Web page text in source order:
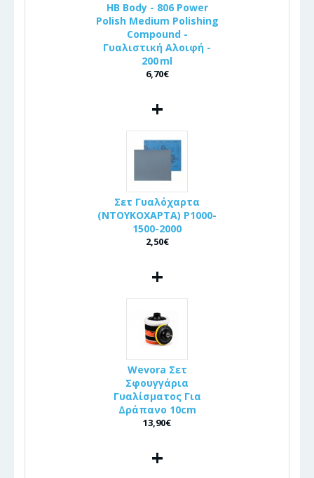
HB Body - 806 Power
Polish Medium Polishing
Compound -
Γυαλιστική Αλοιφή -
200 ml
6,70€
+
Σετ Γυαλόχαρτα
(ΝΤΟΥΚΟΧΑΡΤΑ) P1000-
1500-2000
2,50€
+
Wevora Σετ
Σφουγγάρια
Γυαλίσματος Για
Δράπανο 10cm
13,90€
+